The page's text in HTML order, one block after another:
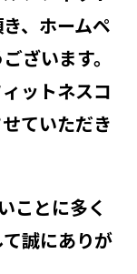
、ホームペ
ざいます。
ットネスコ
ていただき
ことに多く
誠にありが